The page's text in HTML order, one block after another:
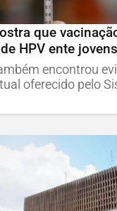
que
HPV ente jovens
encontrou
oferecido pelo